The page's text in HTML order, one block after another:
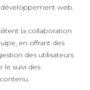
web.
la collaboration
en offrant des
des utilisateurs
le suivi des